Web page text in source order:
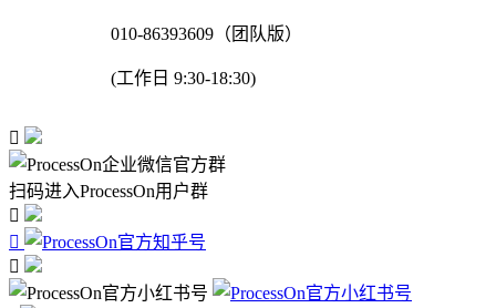
010-86393609（团队版）
(工作日 9:30-18:30)

扫码进入ProcessOn用户群


